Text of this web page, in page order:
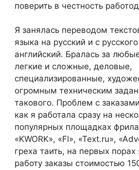
поверить в честность
Я занялась переводом
языка на русский и с
английский. Бралась за
легкие и сложные, деловые,
специализированные,
огромным техническим
такового. Проблем с
как я работала сразу на
популярных площадках
«KWORK», «Fl», «Text.ru»,
греха таить, на первых порах
работу заказы стоимостью